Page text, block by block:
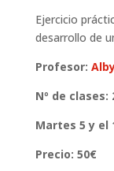
Ejercicio
desarrollo de
Profesor:
Nº de clases:
Martes 5 y el
Precio: 50€